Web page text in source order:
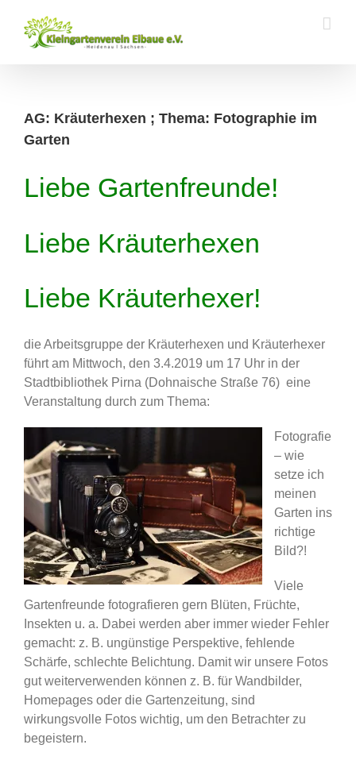
Inhalt
springen
AG: Kräuterhexen ; Thema: Fotographie im
Garten
Liebe Gartenfreunde!
Liebe Kräuterhexen
Liebe Kräuterhexer!
die Arbeitsgruppe der Kräuterhexen und Kräuterhexer
führt am Mittwoch, den 3.4.2019 um 17 Uhr in der
Stadtbibliothek Pirna (Dohnaische Straße 76) eine
Veranstaltung durch zum Thema:
Fotografie
– wie
setze ich
meinen
Garten ins
richtige
Bild?!
Viele
Gartenfreunde fotografieren gern Blüten, Früchte,
Insekten u. a. Dabei werden aber immer wieder Fehler
gemacht: z. B. ungünstige Perspektive, fehlende
Schärfe, schlechte Belichtung. Damit wir unsere Fotos
gut weiterverwenden können z. B. für Wandbilder,
Homepages oder die Gartenzeitung, sind
wirkungsvolle Fotos wichtig, um den Betrachter zu
begeistern.